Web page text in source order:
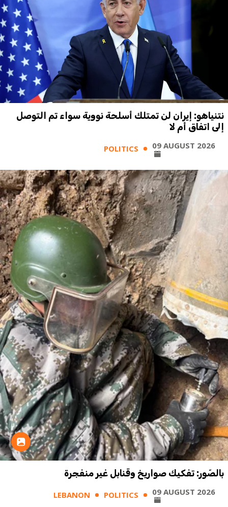
نتنياهو: إيران لن تمتلك أسلحة نووية سواء تم التوصل
إلى اتفاق أم لا
POLITICS 09 AUGUST 2026
بالصّور: تفكيك صواريخ وقنابل غير منفجرة
LEBANON POLITICS 09 AUGUST 2026